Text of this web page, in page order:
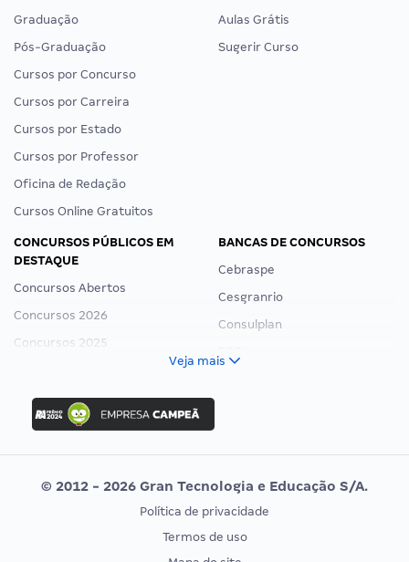
Graduação
Pós-Graduação
Cursos por Concurso
Cursos por Carreira
Cursos por Estado
Cursos por Professor
Oficina de Redação
Cursos Online Gratuitos
Aulas Grátis
Sugerir Curso
CONCURSOS PÚBLICOS EM
DESTAQUE
Concursos Abertos
Concursos 2026
Concursos 2025
Concurso Ibama
Concurso MPU
Editais publicados
BANCAS DE CONCURSOS
Cebraspe
Cesgranrio
Consulplan
Vunesp
CONCURSOS POR PROFISSÃO
EXAME DE ORDEM
Veja mais
© 2012 - 2026 Gran Tecnologia e Educação S/A.
Política de privacidade
Termos de uso